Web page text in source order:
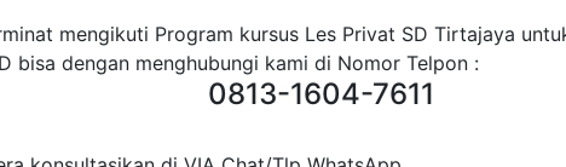
mengikuti Program kursus Les Privat SD Tirtajaya
bisa dengan menghubungi kami di Nomor Telpon :
0813-1604-7611